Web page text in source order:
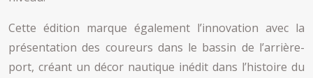
Cette édition marque également l’innovation avec la
présentation des coureurs dans le bassin de l’arrière-
port, créant un décor nautique inédit dans l’histoire du